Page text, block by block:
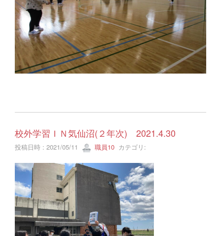
校外学習ＩＮ気仙沼(２年次) 2021.4.30
投稿日時 : 2021/05/11 職員10 カテゴリ: